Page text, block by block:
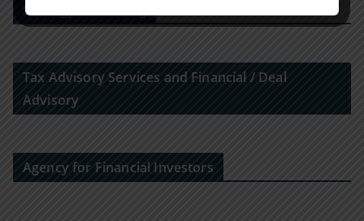
Strategy Consulting
Tax Advisory Services and Financial / Deal
Advisory
Agency for Financial Investors